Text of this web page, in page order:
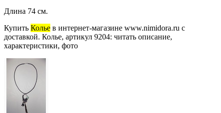
Длина 74 см.
Купить Колье в интернет-магазине www.nimidora.ru с
доставкой. Колье, артикул 9204: читать описание,
характеристики, фото